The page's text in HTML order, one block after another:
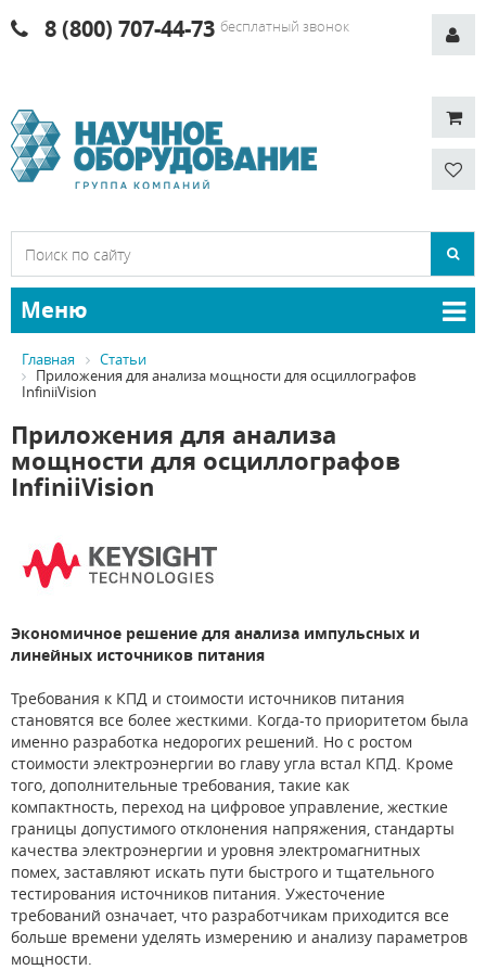
8 (800) 707-44-73 бесплатный звонок
Меню
Главная
Статьи
Приложения для анализа мощности для осциллографов
InfiniiVision
Приложения для анализа
мощности для осциллографов
InfiniiVision
Экономичное решение для анализа импульсных и
линейных источников питания
Требования к КПД и стоимости источников питания
становятся все более жесткими. Когда-то приоритетом была
именно разработка недорогих решений. Но с ростом
стоимости электроэнергии во главу угла встал КПД. Кроме
того, дополнительные требования, такие как
компактность, переход на цифровое управление, жесткие
границы допустимого отклонения напряжения, стандарты
качества электроэнергии и уровня электромагнитных
помех, заставляют искать пути быстрого и тщательного
тестирования источников питания. Ужесточение
требований означает, что разработчикам приходится все
больше времени уделять измерению и анализу параметров
мощности.